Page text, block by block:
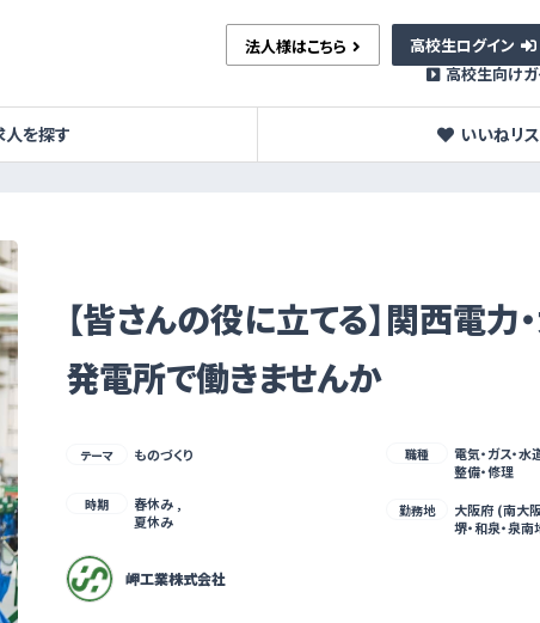
高校生向けガ
法人様はこちら 高校生ログイン
人を探す いいねリ
【皆さんの役に立てる】関西電力
発電所で働きませんか
テーマ ものづくり 職種
電気・ガス・水
整備・修理
時期
春休み ,
夏休み
勤務地
大阪府 (南大
堺・和泉・泉南
岬工業株式会社